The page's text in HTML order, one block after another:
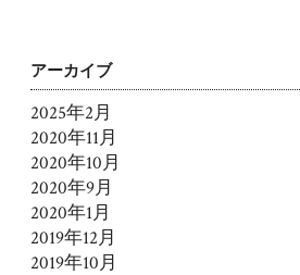
アーカイブ
2025年2月
2020年11月
2020年10月
2020年9月
2020年1月
2019年12月
2019年10月